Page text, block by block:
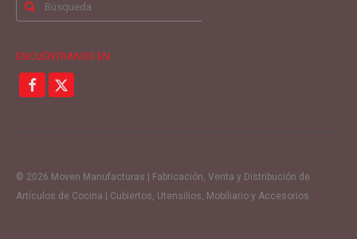
ENCUÉNTRANOS EN
© 2026 Moven Manufacturas | Fabricación, Venta y Distribución de
Artículos de Cocina | Cubiertos, Utensilios, Mobiliario y Accesorios